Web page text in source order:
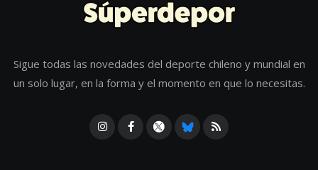
Sigue todas las novedades del deporte chileno y mundial en
un solo lugar, en la forma y el momento en que lo necesitas.